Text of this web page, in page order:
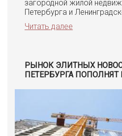
загородной жилой
Петербурга и
Читать далее
РЫНОК ЭЛИТНЫХ
ПЕТЕРБУРГА